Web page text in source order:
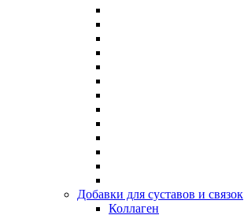
Добавки для суставов и связок
Коллаген